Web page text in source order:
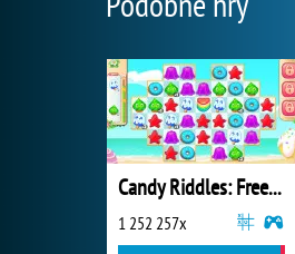
Candy Riddles: Free Match 3 Puzzle
1 252 257x